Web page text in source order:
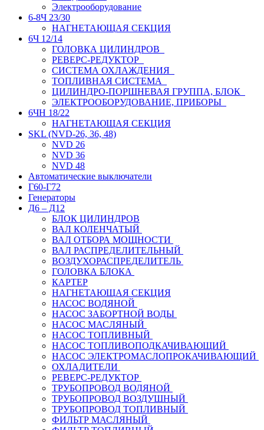
Электрооборудование
6-8Ч 23/30
НАГНЕТАЮЩАЯ СЕКЦИЯ
6Ч 12/14
ГОЛОВКА ЦИЛИНДРОВ
РЕВЕРС-РЕДУКТОР
СИСТЕМА ОХЛАЖДЕНИЯ
ТОПЛИВНАЯ СИСТЕМА
ЦИЛИНДРО-ПОРШНЕВАЯ ГРУППА, БЛОК
ЭЛЕКТРООБОРУДОВАНИЕ, ПРИБОРЫ
6ЧН 18/22
НАГНЕТАЮЩАЯ СЕКЦИЯ
SKL (NVD-26, 36, 48)
NVD 26
NVD 36
NVD 48
Автоматические выключатели
Г60-Г72
Генераторы
Д6 – Д12
БЛОК ЦИЛИНДРОВ
ВАЛ КОЛЕНЧАТЫЙ
ВАЛ ОТБОРА МОЩНОСТИ
ВАЛ РАСПРЕДЕЛИТЕЛЬНЫЙ
ВОЗДУХОРАСПРЕДЕЛИТЕЛЬ
ГОЛОВКА БЛОКА
КАРТЕР
НАГНЕТАЮЩАЯ СЕКЦИЯ
НАСОС ВОДЯНОЙ
НАСОС ЗАБОРТНОЙ ВОДЫ
НАСОС МАСЛЯНЫЙ
НАСОС ТОПЛИВНЫЙ
НАСОС ТОПЛИВОПОДКАЧИВАЮЩИЙ
НАСОС ЭЛЕКТРОМАСЛОПРОКАЧИВАЮЩИЙ
ОХЛАДИТЕЛИ
РЕВЕРС-РЕДУКТОР
ТРУБОПРОВОД ВОДЯНОЙ
ТРУБОПРОВОД ВОЗДУШНЫЙ
ТРУБОПРОВОД ТОПЛИВНЫЙ
ФИЛЬТР МАСЛЯНЫЙ